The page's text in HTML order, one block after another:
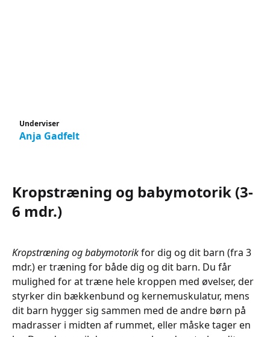
Underviser
Anja Gadfelt
Kropstræning og babymotorik (3-
6 mdr.)
Kropstræning og babymotorikfor dig og dit barn (fra 3
mdr.) er træning for både dig og dit barn. Du får
mulighed for at træne hele kroppen med øvelser, der
styrker din bækkenbund og kernemuskulatur, mens
dit barn hygger sig sammen med de andre børn på
madrasser i midten af rummet, eller måske tager en